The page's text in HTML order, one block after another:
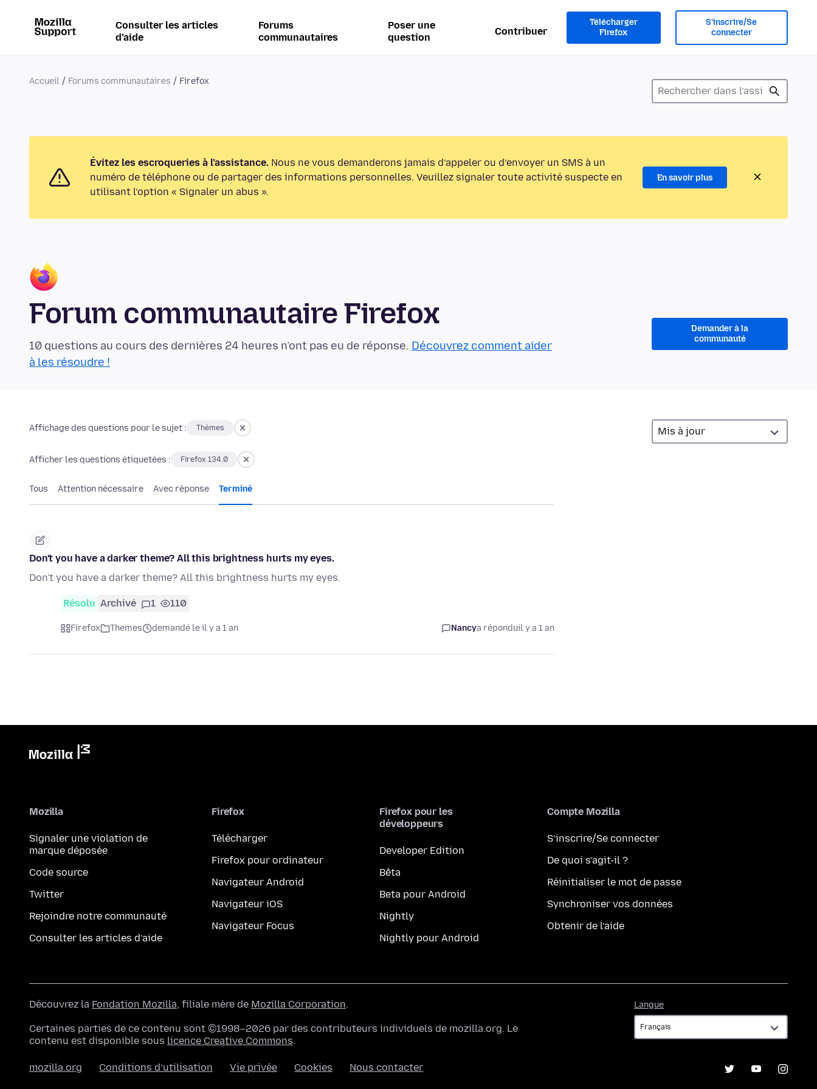
Consulter les articles
d’aide
Forums
communautaires
Poser une
question
Contribuer
Télécharger
Firefox
S’inscrire/Se
connecter
Accueil Forums communautaires Firefox
Évitez les escroqueries à l’assistance. Nous ne vous demanderons jamais d’appeler ou d’envoyer un SMS à un
numéro de téléphone ou de partager des informations personnelles. Veuillez signaler toute activité suspecte en
utilisant l’option « Signaler un abus ».
En savoir plus
Forum communautaire Firefox
10 questions au cours des dernières 24 heures n’ont pas eu de réponse. Découvrez comment aider
à les résoudre !
Demander à la
communauté
Affichage des questions pour le sujet : Thèmes
Afficher les questions étiquetées : Firefox 134.0
Tous Attention nécessaire Avec réponse Terminé
Don't you have a darker theme? All this brightness hurts my eyes.
Don't you have a darker theme? All this brightness hurts my eyes.
Résolu Archivé 1 110
Firefox Themes demandé le il y a 1 an Nancya réponduil y a 1 an
Mozilla
Signaler une violation de
marque déposée
Code source
Twitter
Rejoindre notre communauté
Consulter les articles d’aide
Firefox
Télécharger
Firefox pour ordinateur
Navigateur Android
Navigateur iOS
Navigateur Focus
Firefox pour les
développeurs
Developer Edition
Bêta
Beta pour Android
Nightly
Nightly pour Android
Compte Mozilla
S’inscrire/Se connecter
De quoi s’agit-il ?
Réinitialiser le mot de passe
Synchroniser vos données
Obtenir de l’aide
Langue
Découvrez la Fondation Mozilla, filiale mère de Mozilla Corporation.
Certaines parties de ce contenu sont ©1998–2026 par des contributeurs individuels de mozilla.org. Le
contenu est disponible sous licence Creative Commons.
mozilla.org Conditions d’utilisation Vie privée Cookies Nous contacter